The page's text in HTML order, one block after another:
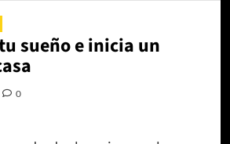
sueño e inicia un
0